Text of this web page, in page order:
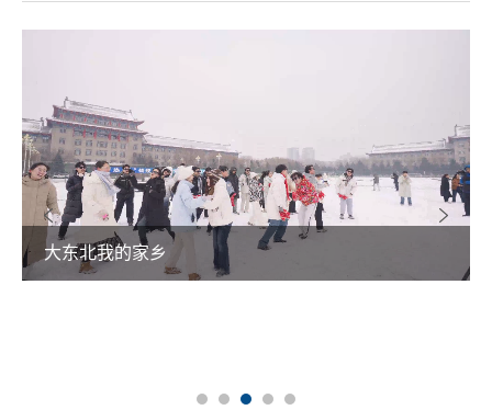
热雪铸舰向深蓝 青春共绘强国卷